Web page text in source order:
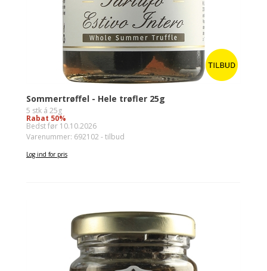
Sommertrøffel - Hele trøfler 25g
5 stk á 25g
Rabat 50%
Bedst før 10.10.2026
Varenummer: 692102 - tilbud
Log ind for pris